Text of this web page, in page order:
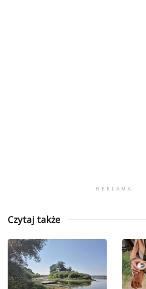
REKLAMA
Czytaj także